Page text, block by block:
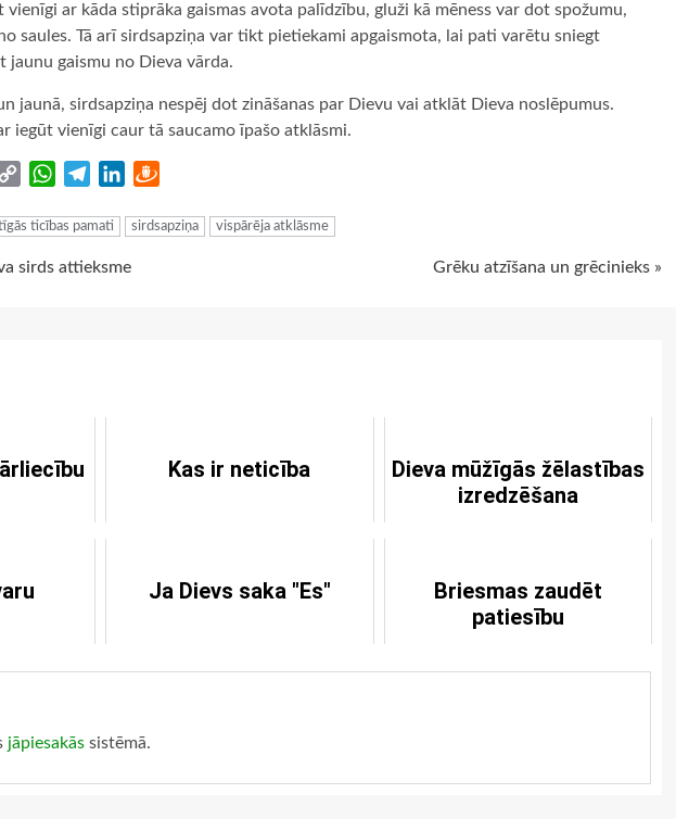
ar kāda stiprāka gaismas avota palīdzību, gluži kā mēness var dot spožumu,
saules. Tā arī sirdsapziņa var tikt pietiekami apgaismota, lai pati varētu sniegt
jaunu gaismu no Dieva vārda.
jaunā, sirdsapziņa nespēj dot zināšanas par Dievu vai atklāt Dieva noslēpumus.
iegūt vienīgi caur tā saucamo īpašo atklāsmi.
Copy
WhatsApp
TelegramLinkedIn
ticības pamati sirdsapziņa vispārēja atklāsme
sirds attieksme Grēku atzīšana un grēcinieks »
Kas ir neticība
Dieva mūžīgās žēlastības
izredzēšana
Ja Dievs saka "Es"
Briesmas zaudēt
patiesību
jāpiesakās sistēmā.